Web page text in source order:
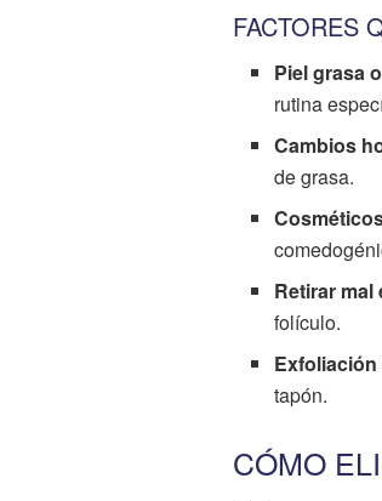
FACTORES
Piel grasa
rutina
Cambios
de grasa.
Retirar
folículo.
tapón.
CÓMO